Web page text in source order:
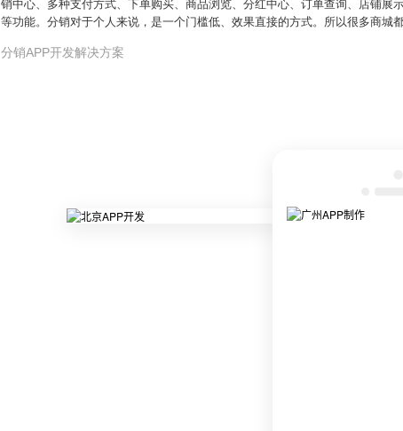
销中心、多种支付方式、下单购买、商品浏览、分红中心、订单查询、店铺
等功能。分销对于个人来说，是一个门槛低、效果直接的方式。所以很多商城
分销APP开发解决方案